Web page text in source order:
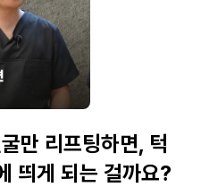
만 리프팅하면, 턱
띄게 되는 걸까요?